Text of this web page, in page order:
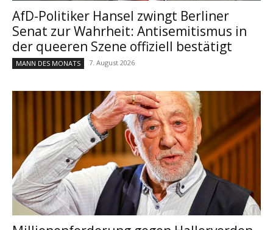
AfD-Politiker Hansel zwingt Berliner
Senat zur Wahrheit: Antisemitismus in
der queeren Szene offiziell bestätigt
MANN DES MONATS 7. August 2026